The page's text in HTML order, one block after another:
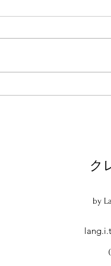
代表が登壇
ク
by